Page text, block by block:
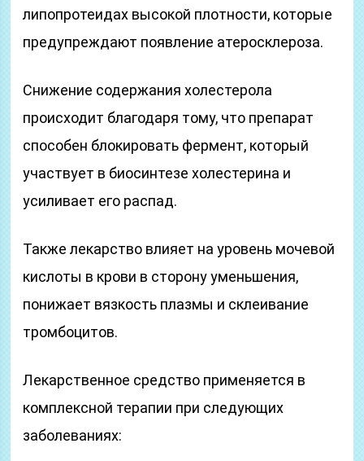
липопротеидах высокой плотности, которые
предупреждают появление атеросклероза.
Снижение содержания холестерола
происходит благодаря тому, что препарат
способен блокировать фермент, который
участвует в биосинтезе холестерина и
усиливает его распад.
Также лекарство влияет на уровень мочевой
кислоты в крови в сторону уменьшения,
понижает вязкость плазмы и склеивание
тромбоцитов.
Лекарственное средство применяется в
комплексной терапии при следующих
заболеваниях: